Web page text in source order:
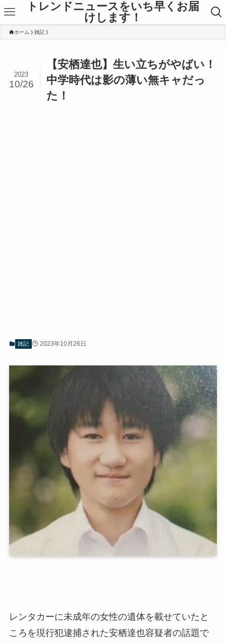
トレンドニュースをいち早くお届
けします！
ホーム 雑記
【安栖達也】生い立ちがやばい！
中学時代は影の薄い無キャだっ
た！
2023
10/26
雑記 2023年10月26日
レンタカーに未成年の女性の遺体を載せていたと
ころを現行犯逮捕された安栖達也容疑者の話題で